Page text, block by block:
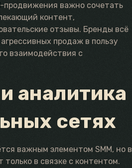
продвижения важно сочетать
контент,
отзывы. Бренды всё
продаж в пользу
взаимодействия с
аналитика
сетях
важным элементом SMM, но в
только в связке с контентом.